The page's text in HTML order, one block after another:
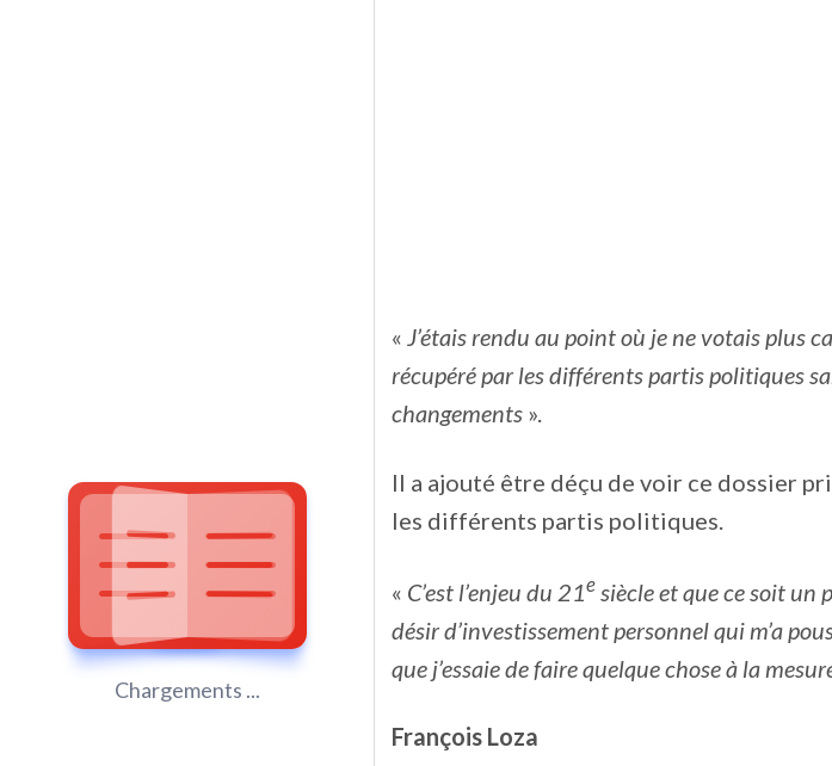
Chargements ...
« J’étais rendu au point où je ne votais plus
récupéré par les différents partis politiques
changements».
Il a ajouté être déçu de voir ce dossier
les différents partis politiques.
« C’est l’enjeu du 21esiècle et que ce soit un
désir d’investissement personnel qui m’a
que j’essaie de faire quelque chose à la
François Loza